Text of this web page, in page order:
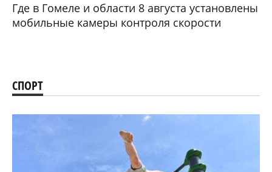
Где в Гомеле и области 8 августа установлены
мобильные камеры контроля скорости
СПОРТ